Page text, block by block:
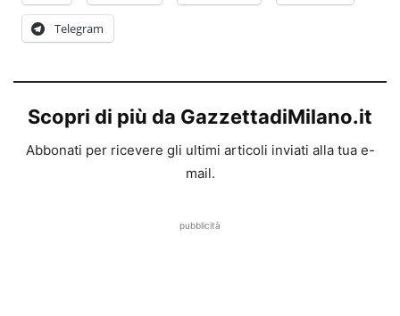
Telegram
Scopri di più da GazzettadiMilano.it
Abbonati per ricevere gli ultimi articoli inviati alla tua e-
mail.
pubblicità